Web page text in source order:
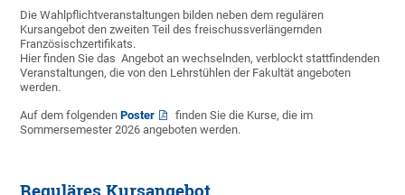
Die Wahlpflichtveranstaltungen bilden neben dem regulären
Kursangebot den zweiten Teil des freischussverlängernden
Französischzertifikats.
Hier finden Sie das Angebot an wechselnden, verblockt stattfindenden
Veranstaltungen, die von den Lehrstühlen der Fakultät angeboten
werden.
Auf dem folgenden Poster
finden Sie die Kurse, die im
Sommersemester 2026 angeboten werden.